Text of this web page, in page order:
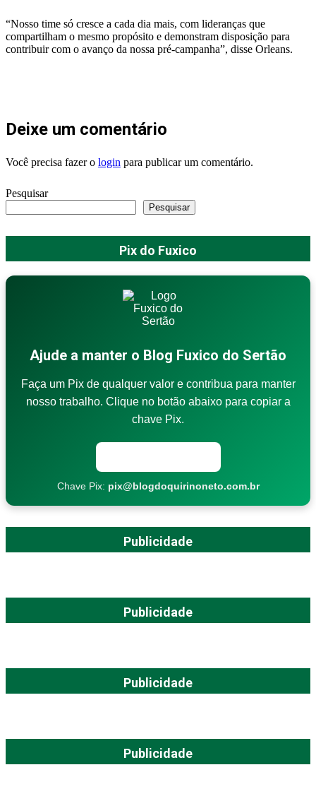
“Nosso time só cresce a cada dia mais, com lideranças que
compartilham o mesmo propósito e demonstram disposição para
contribuir com o avanço da nossa pré-campanha”, disse Orleans.
Deixe um comentário
Você precisa fazer o login para publicar um comentário.
Pesquisar
Pesquisar
Pix do Fuxico
Ajude a manter o Blog Fuxico do Sertão
Faça um Pix de qualquer valor e contribua para manter
nosso trabalho. Clique no botão abaixo para copiar a
chave Pix.
Chave Pix: pix@blogdoquirinoneto.com.br
Publicidade
Publicidade
Publicidade
Publicidade